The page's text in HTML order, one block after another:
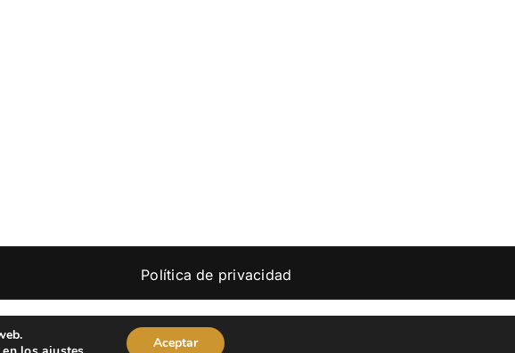
Política de privacidad
Aceptar